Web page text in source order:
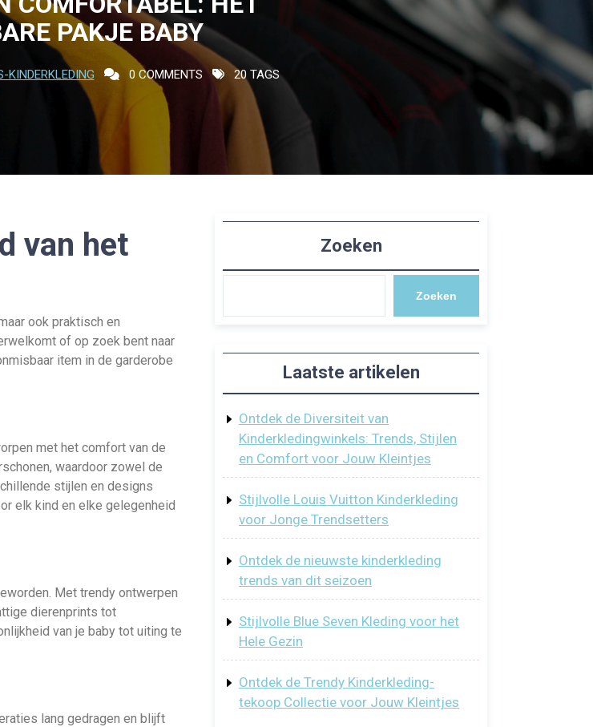
PAKJE BABY
KINDERKLEDING 0 COMMENTS 20 TAGS
van het
ook praktisch en
of op zoek bent naar
item in de garderobe
met het comfort van de
waardoor zowel de
stijlen en designs
elk kind en elke gelegenheid
Met trendy ontwerpen
dierenprints tot
van je baby tot uiting te
lang gedragen en blijft
Zoeken
Zoeken
Laatste artikelen
Ontdek de Diversiteit van
Kinderkledingwinkels: Trends, Stijlen
en Comfort voor Jouw Kleintjes
Stijlvolle Louis Vuitton Kinderkleding
voor Jonge Trendsetters
Ontdek de nieuwste kinderkleding
trends van dit seizoen
Stijlvolle Blue Seven Kleding voor het
Hele Gezin
Ontdek de Trendy Kinderkleding-
tekoop Collectie voor Jouw Kleintjes